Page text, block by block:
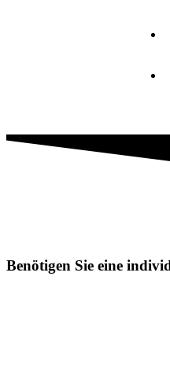
Benötigen Sie eine